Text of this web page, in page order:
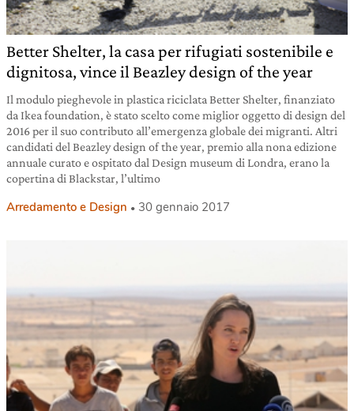
Better Shelter, la casa per rifugiati sostenibile e
dignitosa, vince il Beazley design of the year
Il modulo pieghevole in plastica riciclata Better Shelter, finanziato
da Ikea foundation, è stato scelto come miglior oggetto di design del
2016 per il suo contributo all’emergenza globale dei migranti. Altri
candidati del Beazley design of the year, premio alla nona edizione
annuale curato e ospitato dal Design museum di Londra, erano la
copertina di Blackstar, l’ultimo
Arredamento e Design 30 gennaio 2017